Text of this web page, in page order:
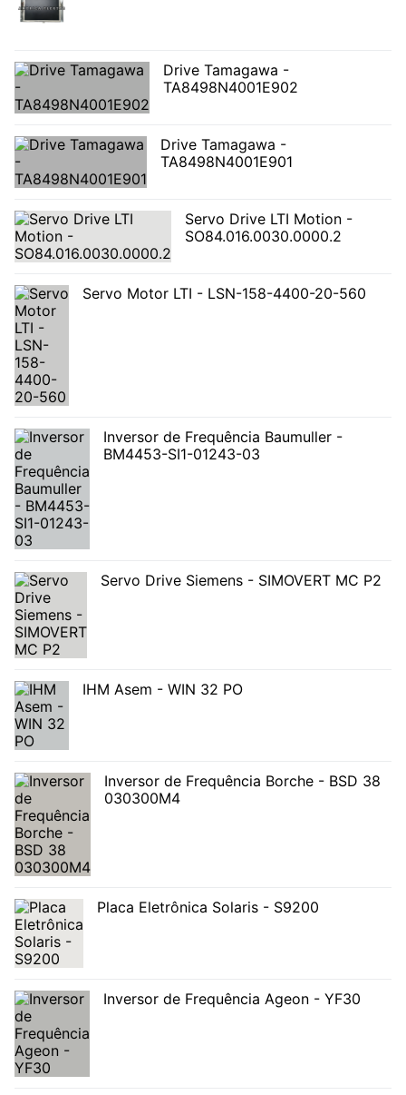
Drive Tamagawa -
TA8498N4001E902
Drive Tamagawa -
TA8498N4001E901
Servo Drive LTI Motion -
SO84.016.0030.0000.2
Servo Motor LTI - LSN-158-4400-20-560
Inversor de Frequência Baumuller -
BM4453-SI1-01243-03
Servo Drive Siemens - SIMOVERT MC P2
IHM Asem - WIN 32 PO
Inversor de Frequência Borche - BSD 38
030300M4
Placa Eletrônica Solaris - S9200
Inversor de Frequência Ageon - YF30